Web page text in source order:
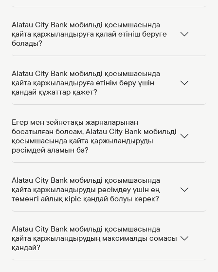
Alatau City Bank мобильді қосымшасында
қайта қаржыландыруға қалай өтініш беруге
болады?
Alatau City Bank мобильді қосымшасында
қайта қаржыландыруға өтінім беру үшін
қандай құжаттар қажет?
Егер мен зейнетақы жарналарынан
босатылған болсам, Alatau City Bank мобильді
қосымшасында қайта қаржыландыруды
рәсімдей аламын ба?
Alatau City Bank мобильді қосымшасында
қайта қаржыландыруды рәсімдеу үшін ең
төменгі айлық кіріс қандай болуы керек?
Alatau City Bank мобильді қосымшасында
қайта қаржыландырудың максималды сомасы
қандай?